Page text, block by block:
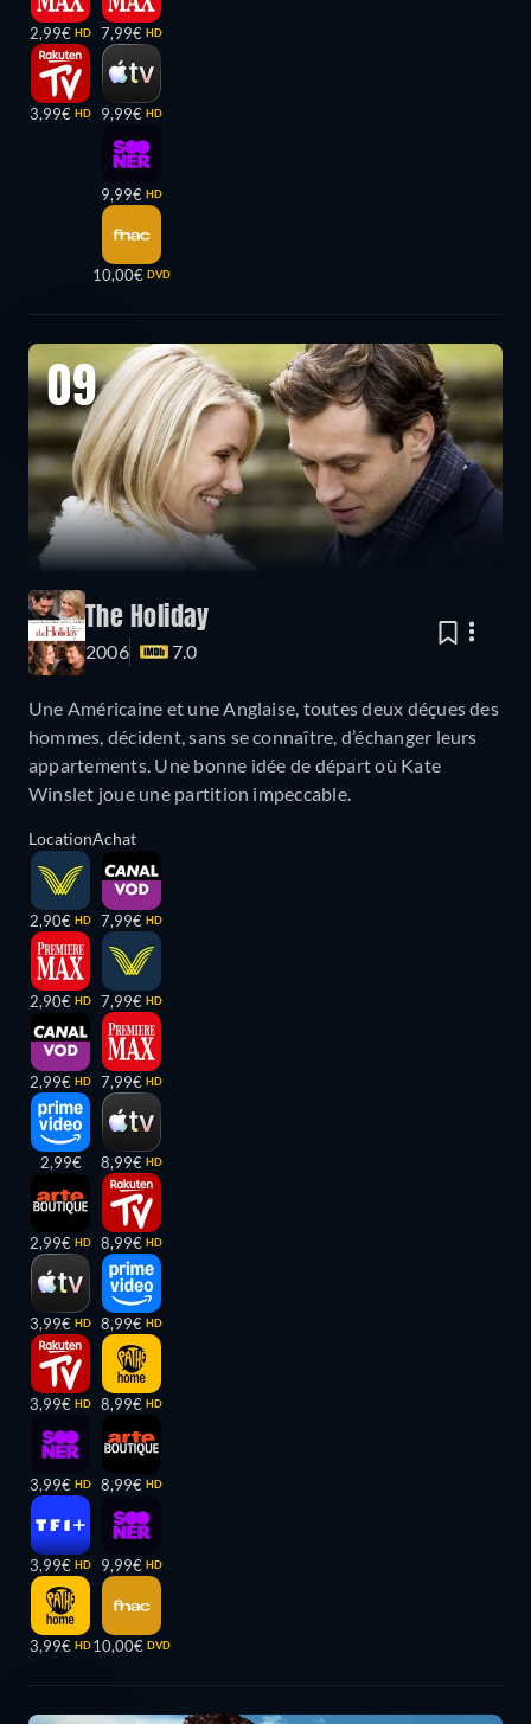
2,99€ HD
3,99€ HD
7,99€ HD
9,99€ HD
9,99€ HD
10,00€ DVD
09
The Holiday
2006 7.0
Une Américaine et une Anglaise, toutes deux déçues des
hommes, décident, sans se connaître, d’échanger leurs
appartements. Une bonne idée de départ où Kate
Winslet joue une partition impeccable.
Location
2,90€ HD
2,90€ HD
2,99€ HD
2,99€
2,99€ HD
3,99€ HD
3,99€ HD
3,99€ HD
3,99€ HD
3,99€ HD
Achat
7,99€ HD
7,99€ HD
7,99€ HD
8,99€ HD
8,99€ HD
8,99€ HD
8,99€ HD
8,99€ HD
9,99€ HD
10,00€ DVD